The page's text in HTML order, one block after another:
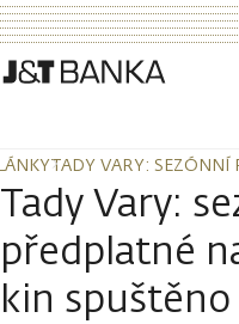
TADY VARY: SEZÓNNÍ
TADY VARY: SEZÓNNÍ
Tady Vary:
předplatné
kin spuštěno